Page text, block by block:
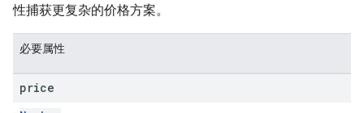
性捕获更复杂的价格方案。
必要属性
price